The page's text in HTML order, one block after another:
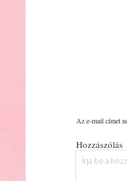
Az e-mail címet
Hozzászólás